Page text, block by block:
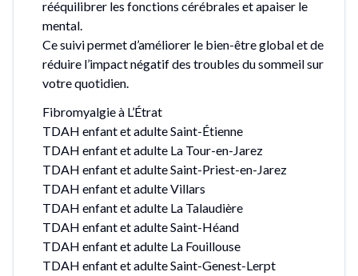
rééquilibrer les fonctions cérébrales et apaiser le
mental.
Ce suivi permet d’améliorer le bien-être global et de
réduire l’impact négatif des troubles du sommeil sur
votre quotidien.
Fibromyalgie à L’Étrat
TDAH enfant et adulte Saint-Étienne
TDAH enfant et adulte La Tour-en-Jarez
TDAH enfant et adulte Saint-Priest-en-Jarez
TDAH enfant et adulte Villars
TDAH enfant et adulte La Talaudière
TDAH enfant et adulte Saint-Héand
TDAH enfant et adulte La Fouillouse
TDAH enfant et adulte Saint-Genest-Lerpt